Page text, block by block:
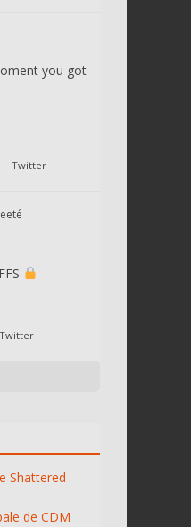
you got
Twitter
Twitter
Shattered
de CDM